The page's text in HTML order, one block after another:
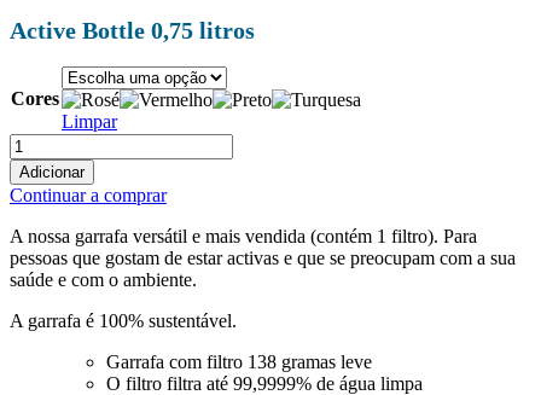
Active Bottle 0,75 litros
Cores
Limpar
Quantidade
de
Active
Flasche
0,75
L
Adicionar
Continuar a comprar
A nossa garrafa versátil e mais vendida (contém 1 filtro). Para
pessoas que gostam de estar activas e que se preocupam com a sua
saúde e com o ambiente.
A garrafa é 100% sustentável.
Garrafa com filtro 138 gramas leve
O filtro filtra até 99,9999% de água limpa